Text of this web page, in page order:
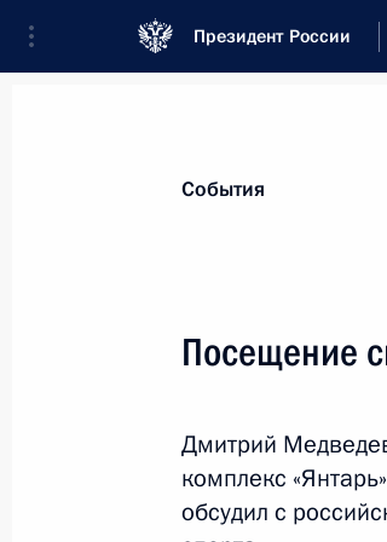
Президент России
Новости
Лукашенко по
2 апреля 2011 года, 09:00
События
Посещение
Дмитрий
комплекс
обсудил с